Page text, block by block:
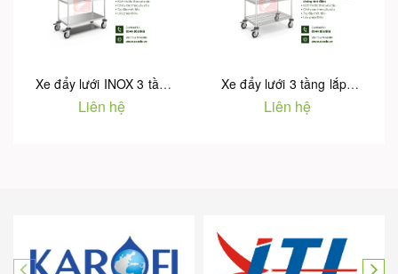
Xe đẩy lưới INOX 3 tầng lắp ghép WT-131
Liên hệ
Xe đẩy lưới 3 tầng lắp ghép WT-130
Liên hệ